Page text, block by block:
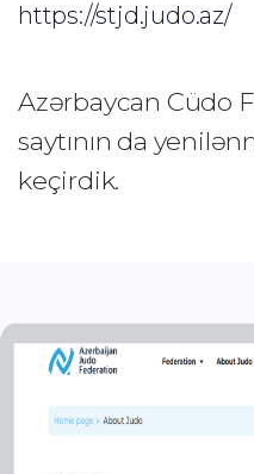
https://stjd.judo.az/
Azərbaycan Cüdo
saytının da
keçirdik.